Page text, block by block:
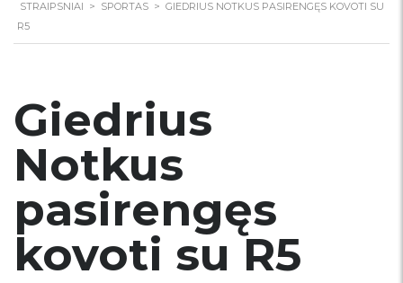
STRAIPSNIAI > SPORTAS > GIEDRIUS NOTKUS PASIRENGĘS KOVOTI SU
R5
Giedrius
Notkus
pasirengęs
kovoti su R5